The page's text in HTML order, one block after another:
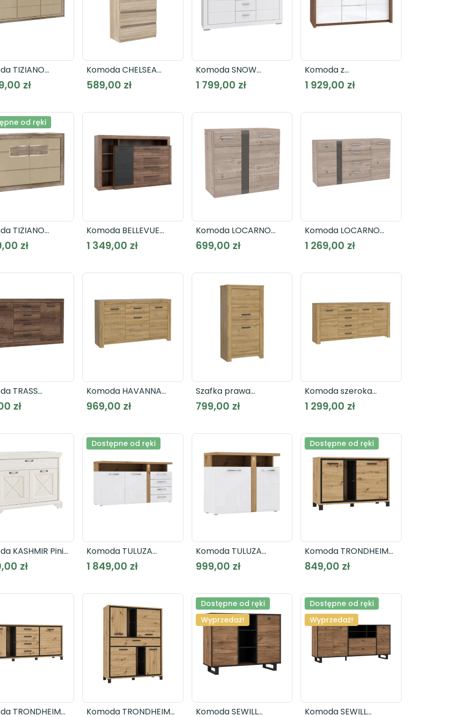
TIZIANO
zł
Komoda CHELSEA
CHLK45
589,00 zł
Komoda SNOW
SNWK36 biała
1 799,00 zł
Komoda z
oświetleniem SAINT
TROPEZ STZK231B
1 929,00 zł
od ręki
TIZIANO
zł
Komoda BELLEVUE
BLQK351L
1 349,00 zł
Komoda LOCARNO
LCRK221
699,00 zł
Komoda LOCARNO
LCRK231
1 269,00 zł
TRASS
zł
Komoda HAVANNA
HVNK232-D67
969,00 zł
Szafka prawa
HAVANNA HVNS411R
799,00 zł
Komoda szeroka
HAVANNA HVNK341
1 299,00 zł
KASHMIR Pinia
zł
Dostępne od ręki
Komoda TULUZA
TUZK231B
1 849,00 zł
Komoda TULUZA
TUZK221B
999,00 zł
Dostępne od ręki
Komoda TRONDHEIM
TDHK232L
849,00 zł
TRONDHEIM
Komoda TRONDHEIM
Dostępne od ręki
Wyprzedaż!
Komoda SEWILL
Dostępne od ręki
Wyprzedaż!
Komoda SEWILL